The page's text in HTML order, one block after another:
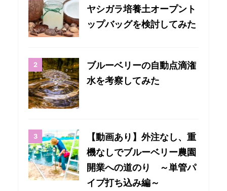
ヤシガラ培養土オープント
ップバッグを検討してみた
ブルーベリーの自動点滴潅
水を考察してみた
【動画あり】外注なし、重
機なしでブルーベリー農園
開業への道のり ～単管パ
イプ打ち込み編～